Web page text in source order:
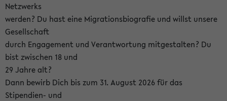
Netzwerks
werden? Du hast eine Migrationsbiografie und willst unsere
Gesellschaft
durch Engagement und Verantwortung mitgestalten? Du
bist zwischen 18 und
29 Jahre alt?
Dann bewirb Dich bis zum 31. August 2026 für das
Stipendien- und